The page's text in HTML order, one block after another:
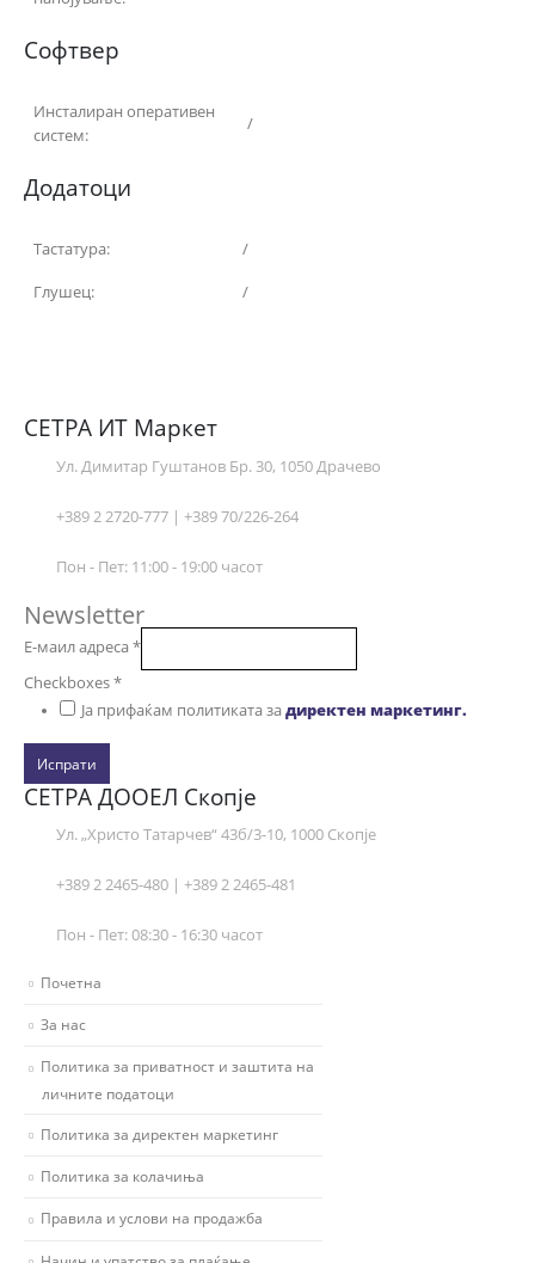
Софтвер
Инсталиран оперативен
систем:
/
Додатоци
Тастатура:
/
Глушец:
/
СЕТРА ИТ Маркет
Ул. Димитар Гуштанов Бр. 30, 1050 Драчево
+389 2 2720-777 | +389 70/226-264
Пон - Пет: 11:00 - 19:00 часот
Newsletter
Е-маил адреса*
Checkboxes*
Ја прифаќам политиката задиректен маркетинг.
Испрати
СЕТРА ДООЕЛ Скопје
Ул. „Христо Татарчев“ 43б/3-10, 1000 Скопје
+389 2 2465-480 | +389 2 2465-481
Пон - Пет: 08:30 - 16:30 часот
Почетна
За нас
Политика за приватност и заштита на
личните податоци
Политика за директен маркетинг
Политика за колачиња
Правила и услови на продажба